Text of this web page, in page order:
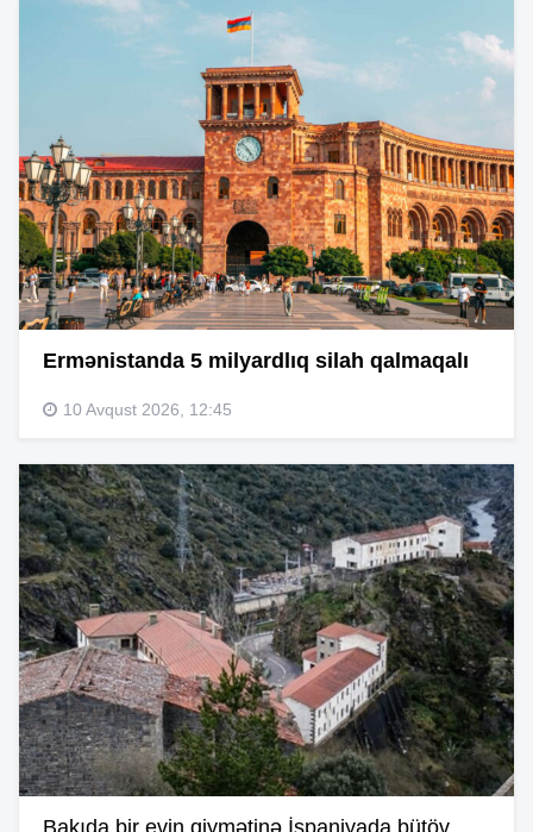
Ermənistanda 5 milyardlıq silah qalmaqalı
10 Avqust 2026, 12:45